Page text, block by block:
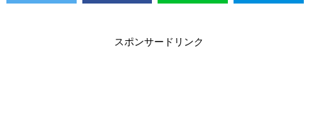
スポンサードリンク